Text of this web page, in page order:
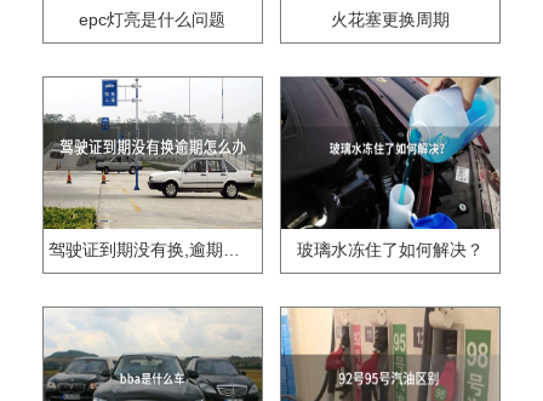
epc灯亮是什么问题 火花塞更换周期
驾驶证到期没有换,逾期怎么办?? 玻璃水冻住了如何解决？